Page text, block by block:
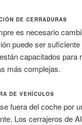
DE CERRADURAS
es necesario
puede ser
capacitados para
más complejas.
DE VEHÍCULOS
fuera del coche por
Los cerrajeros de